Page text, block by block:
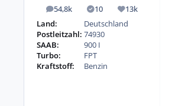
54,8k
Beiträge 10
Lösungen13k
Reputation
Land:
Deutschland
Postleitzahl: 74930
SAAB:
900 I
Turbo:
FPT
Kraftstoff:
Benzin